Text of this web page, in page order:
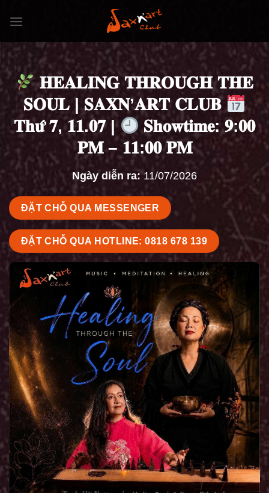
qua
dung
𝐇𝐄𝐀𝐋𝐈𝐍𝐆 𝐓𝐇𝐑𝐎𝐔𝐆𝐇 𝐓𝐇𝐄
𝐒𝐎𝐔𝐋 | 𝐒𝐀𝐗𝐍’𝐀𝐑𝐓 𝐂𝐋𝐔𝐁
𝐓𝐡𝐮̛́ 𝟕, 𝟏𝟏.𝟎𝟕 |
𝐒𝐡𝐨𝐰𝐭𝐢𝐦𝐞: 𝟗:𝟎𝟎
𝐏𝐌 – 𝟏𝟏:𝟎𝟎 𝐏𝐌
Ngày diễn ra:11/07/2026
ĐẶT CHỖ QUA MESSENGER
ĐẶT CHỖ QUA HOTLINE: 0818 678 139